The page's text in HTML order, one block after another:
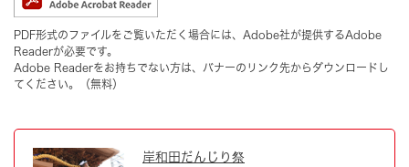
PDF形式のファイルをご覧いただく場合には、Adobe社が提供するAdobe
Readerが必要です。
Adobe Readerをお持ちでない方は、バナーのリンク先からダウンロードし
てください。（無料）
岸和田だんじり祭